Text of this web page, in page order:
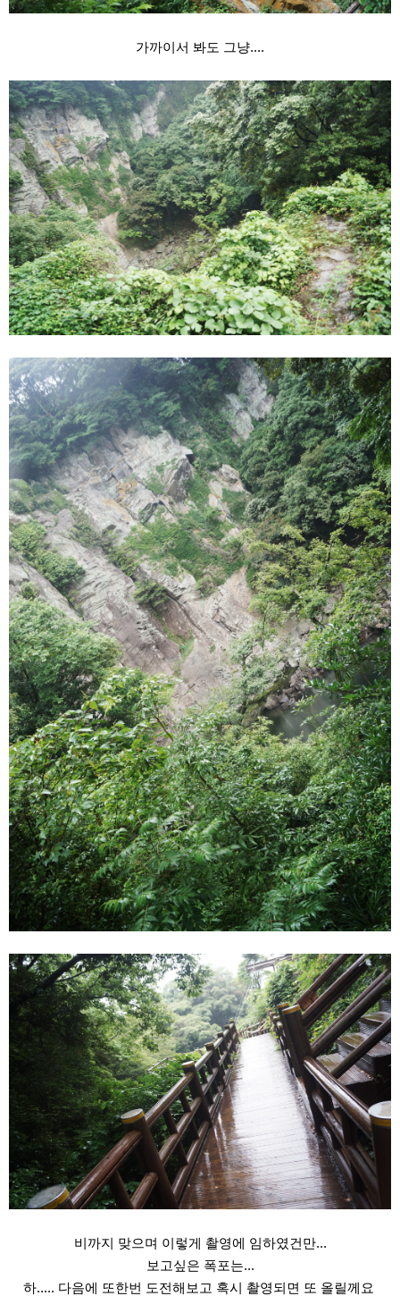
가까이서 봐도 그냥....
비까지 맞으며 이렇게 촬영에 임하였건만...
보고싶은 폭포는...
하..... 다음에 또한번 도전해보고 혹시 촬영되면 또 올릴께요